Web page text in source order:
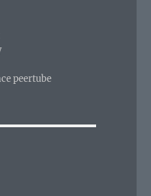
peertube